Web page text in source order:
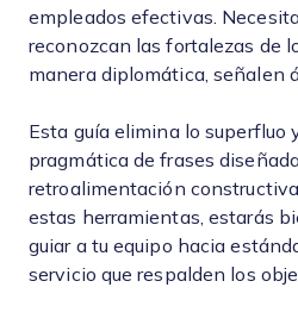
empleados efectivas.
reconozcan las fortalezas de
manera diplomática, señalen
Esta guía elimina lo superfluo
pragmática de frases
retroalimentación
estas herramientas, estarás
guiar a tu equipo hacia
servicio que respalden los